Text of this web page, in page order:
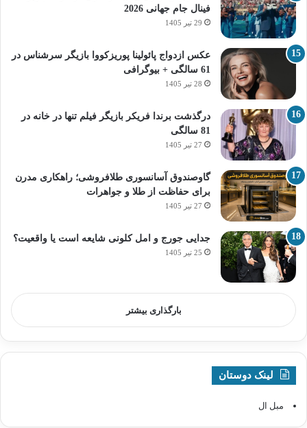
فینال جام جهانی 2026
29 تیر 1405
عکس ازدواج پائولینا پوریزکووا بازیگر سرشناس در
61 سالگی + بیوگرافی
28 تیر 1405
درگذشت برندا فریکر بازیگر فیلم تنها در خانه در
81 سالگی
27 تیر 1405
گاوصندوق آسانسوری طلافروشی؛ راهکاری مدرن
برای حفاظت از طلا و جواهرات
27 تیر 1405
جدایی جورج و امل کلونی شایعه است یا واقعیت؟
25 تیر 1405
بارگذاری بیشتر
لینک دوستان
مبل ال